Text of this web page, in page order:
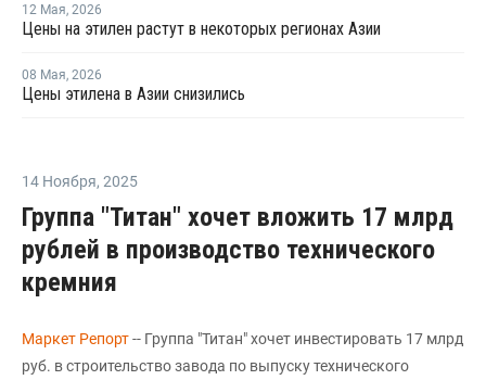
12 Мая, 2026
Цены на этилен растут в некоторых регионах Азии
08 Мая, 2026
Цены этилена в Азии снизились
14 Ноября, 2025
Группа "Титан" хочет вложить 17 млрд
рублей в производство технического
кремния
Маркет Репорт-- Группа "Титан" хочет инвестировать 17 млрд
руб. в строительство завода по выпуску технического